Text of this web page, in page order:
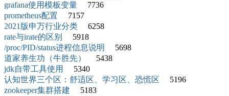
grafana使用模板变量 7736
prometheus配置 7157
2021版申万行业分类 6258
rate与irate的区别
5918
/proc/PID/status进程信息说明
5698
道家养生功（牛胜先）
5438
jdk自带工具使用
5340
认知世界三个区：舒适区、学习区、恐慌区 5196
zookeeper集群搭建 5183